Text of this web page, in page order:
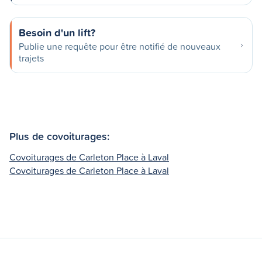
Besoin d'un lift?
Publie une requête pour être notifié de nouveaux
trajets
Plus de covoiturages:
Covoiturages de Carleton Place à Laval
Covoiturages de Carleton Place à Laval